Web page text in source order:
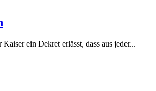
ein Dekret erlässt, dass aus jeder...